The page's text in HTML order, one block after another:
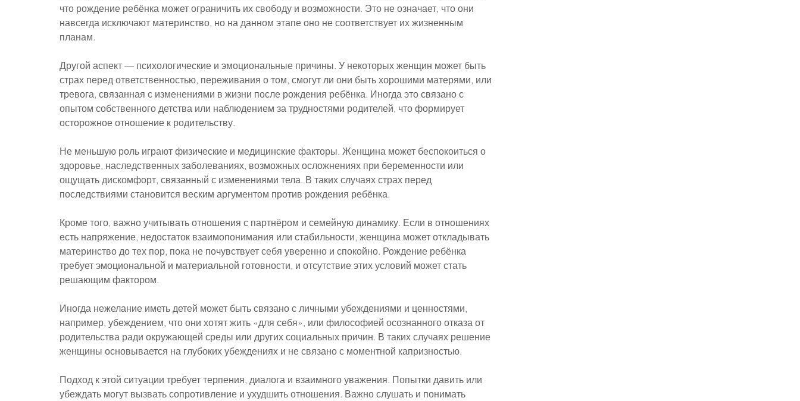
что рождение ребёнка может ограничить их свободу и возможности. Это не означает, что они
навсегда исключают материнство, но на данном этапе оно не соответствует их жизненным
планам.
Другой аспект — психологические и эмоциональные причины. У некоторых женщин может быть
страх перед ответственностью, переживания о том, смогут ли они быть хорошими матерями, или
тревога, связанная с изменениями в жизни после рождения ребёнка. Иногда это связано с
опытом собственного детства или наблюдением за трудностями родителей, что формирует
осторожное отношение к родительству.
Не меньшую роль играют физические и медицинские факторы. Женщина может беспокоиться о
здоровье, наследственных заболеваниях, возможных осложнениях при беременности или
ощущать дискомфорт, связанный с изменениями тела. В таких случаях страх перед
последствиями становится веским аргументом против рождения ребёнка.
Кроме того, важно учитывать отношения с партнёром и семейную динамику. Если в отношениях
есть напряжение, недостаток взаимопонимания или стабильности, женщина может откладывать
материнство до тех пор, пока не почувствует себя уверенно и спокойно. Рождение ребёнка
требует эмоциональной и материальной готовности, и отсутствие этих условий может стать
решающим фактором.
Иногда нежелание иметь детей может быть связано с личными убеждениями и ценностями,
например, убеждением, что они хотят жить «для себя», или философией осознанного отказа от
родительства ради окружающей среды или других социальных причин. В таких случаях решение
женщины основывается на глубоких убеждениях и не связано с моментной капризностью.
Подход к этой ситуации требует терпения, диалога и взаимного уважения. Попытки давить или
убеждать могут вызвать сопротивление и ухудшить отношения. Важно слушать и понимать